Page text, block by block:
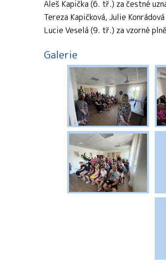
Aleš Kapička (6. tř.) za čestné
Tereza Kapičková, Julie
Lucie Veselá (9. tř.) za vzorné
Galerie